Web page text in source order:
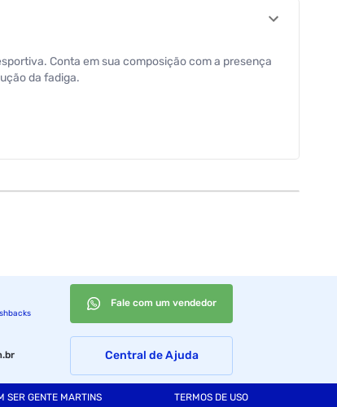
Conta em sua composição com a presença
da fadiga.
Fale com um vendedor
Central de Ajuda
SER GENTE MARTINS TERMOS DE USO